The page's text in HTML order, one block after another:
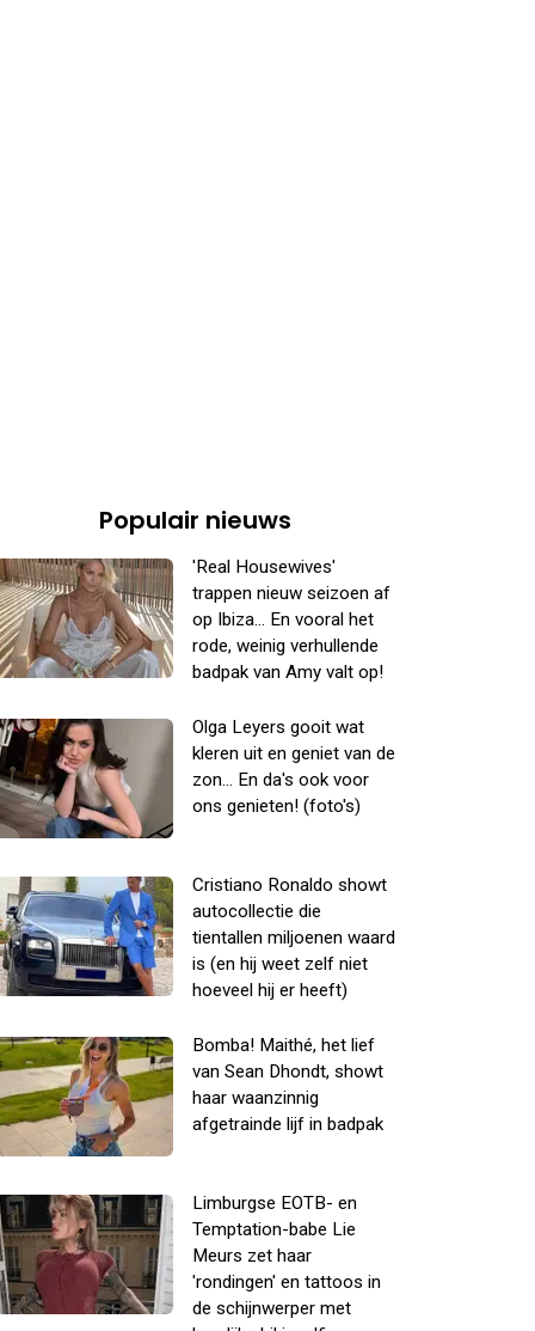
Populair nieuws
'Real Housewives'
trappen nieuw seizoen af
op Ibiza... En vooral het
rode, weinig verhullende
badpak van Amy valt op!
Olga Leyers gooit wat
kleren uit en geniet van de
zon... En da's ook voor
ons genieten! (foto's)
Cristiano Ronaldo showt
autocollectie die
tientallen miljoenen waard
is (en hij weet zelf niet
hoeveel hij er heeft)
Bomba! Maithé, het lief
van Sean Dhondt, showt
haar waanzinnig
afgetrainde lijf in badpak
Limburgse EOTB- en
Temptation-babe Lie
Meurs zet haar
'rondingen' en tattoos in
de schijnwerper met